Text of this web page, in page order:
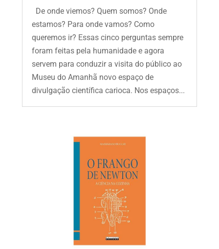
De onde viemos? Quem somos? Onde
estamos? Para onde vamos? Como
queremos ir? Essas cinco perguntas sempre
foram feitas pela humanidade e agora
servem para conduzir a visita do público ao
Museu do Amanhã novo espaço de
divulgação científica carioca. Nos espaços...